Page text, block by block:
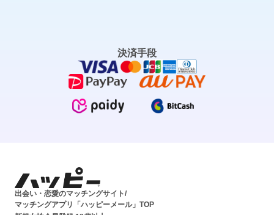
決済手段
出会い・恋愛のマッチングサイト/
マッチングアプリ「ハッピーメール」TOP